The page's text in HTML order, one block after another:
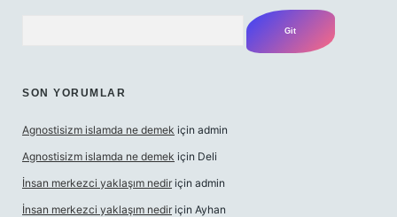
SON YORUMLAR
Agnostisizm islamda ne demek için admin
Agnostisizm islamda ne demek için Deli
İnsan merkezci yaklaşım nedir için admin
İnsan merkezci yaklaşım nedir için Ayhan